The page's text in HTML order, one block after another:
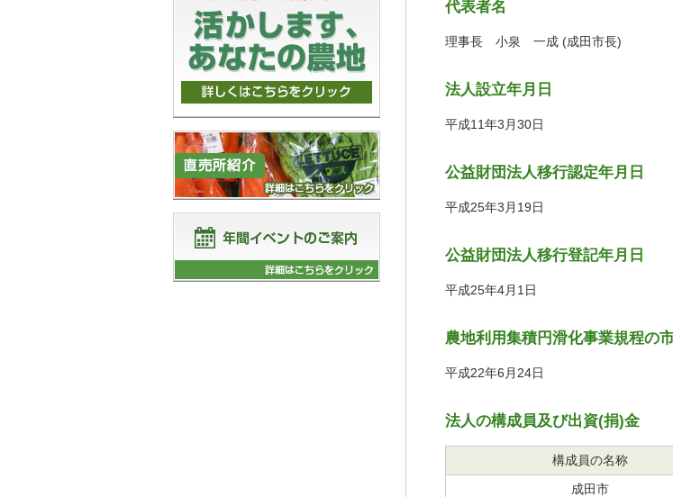
代表者名
理事長 小泉 一成 (成田市長)
法人設立年月日
平成11年3月30日
公益財団法人移行認定年月日
平成25年3月19日
公益財団法人移行登記年月日
平成25年4月1日
農地利用集積円滑化事業規程の
平成22年6月24日
法人の構成員及び出資(捐)金
構成員の名称
成田市